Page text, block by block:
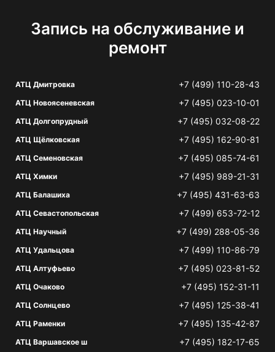
Запись на обслуживание и
ремонт
АТЦ Дмитровка +7 (499) 110-28-43
АТЦ Новоясеневская +7 (495) 023-10-01
АТЦ Долгопрудный +7 (495) 032-08-22
АТЦ Щёлковская +7 (495) 162-90-81
АТЦ Семеновская +7 (495) 085-74-61
АТЦ Химки +7 (495) 989-21-31
АТЦ Балашиха +7 (495) 431-63-63
АТЦ Севастопольская +7 (499) 653-72-12
АТЦ Научный +7 (499) 288-05-36
АТЦ Удальцова +7 (499) 110-86-79
АТЦ Алтуфьево +7 (495) 023-81-52
АТЦ Очаково +7 (495) 152-31-11
АТЦ Солнцево +7 (495) 125-38-41
АТЦ Раменки +7 (495) 135-42-87
АТЦ Варшавское ш +7 (495) 182-17-65